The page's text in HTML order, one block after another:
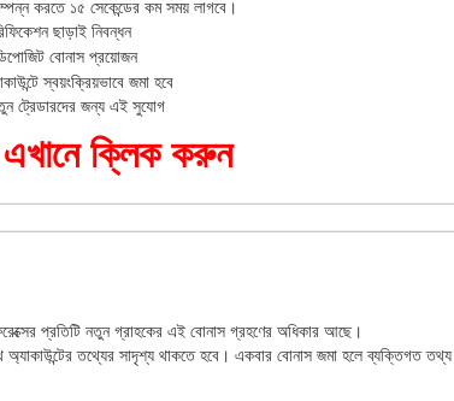
করতে ১৫ সেকেন্ডের কম সময় লাগবে।
ছাড়াই নিবন্ধন
বোনাস প্রয়োজন
স্বয়ংক্রিয়ভাবে জমা হবে
ট্রেডারদের জন্য এই সুযোগ
এখানে ক্লিক করুন
প্রতিটি নতুন গ্রাহকের এই বোনাস গ্রহণের অধিকার আছে।
অ্যাকাউন্টের তথ্যের সাদৃশ্য থাকতে হবে। একবার বোনাস জমা হলে ব্যক্তিগত তথ্য